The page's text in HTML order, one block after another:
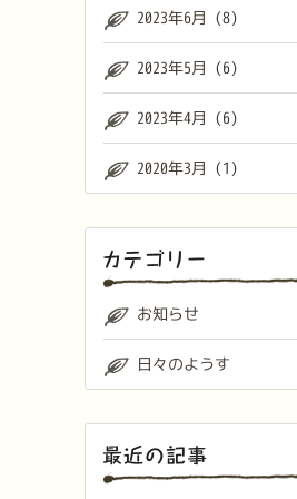
2023年6月 (8)
2023年5月 (6)
2023年4月 (6)
2020年3月 (1)
お知らせ
日々のようす